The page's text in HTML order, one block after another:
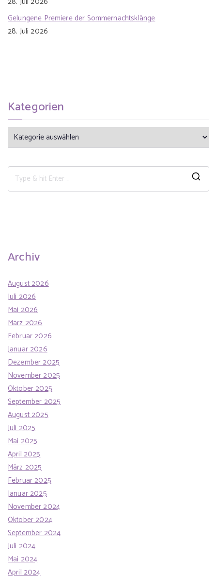
Gelungene Premiere der Sommernachtsklänge
28. Juli 2026
Kategorien
Archiv
August 2026
Juli 2026
Mai 2026
März 2026
Februar 2026
Januar 2026
Dezember 2025
November 2025
Oktober 2025
September 2025
August 2025
Juli 2025
Mai 2025
April 2025
März 2025
Februar 2025
Januar 2025
November 2024
Oktober 2024
September 2024
Juli 2024
Mai 2024
April 2024